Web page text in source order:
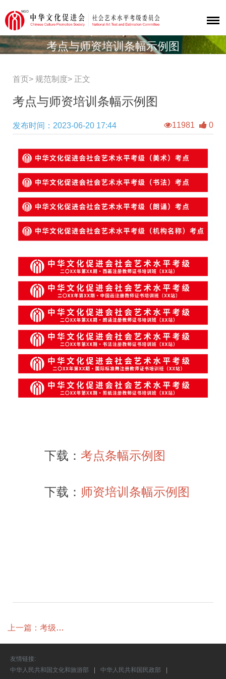
考点与师资培训条幅示例图
首页> 规范制度> 正文
考点与师资培训条幅示例图
发布时间：2023-06-20 17:44 11981 0
下载： 考点条幅示例图
下载： 师资培训条幅示例图
上一篇：考级监
友情链接:
中华人民共和国文化和旅游部
| 中华人民共和国民政部 |